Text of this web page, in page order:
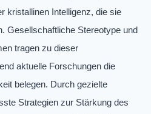
kristallinen Intelligenz, die sie
Gesellschaftliche Stereotype und
tragen zu dieser
aktuelle Forschungen die
belegen. Durch gezielte
Strategien zur Stärkung des